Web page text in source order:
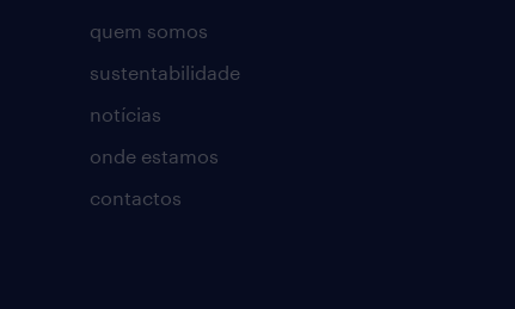
quem somos
sustentabilidade
notícias
onde estamos
contactos